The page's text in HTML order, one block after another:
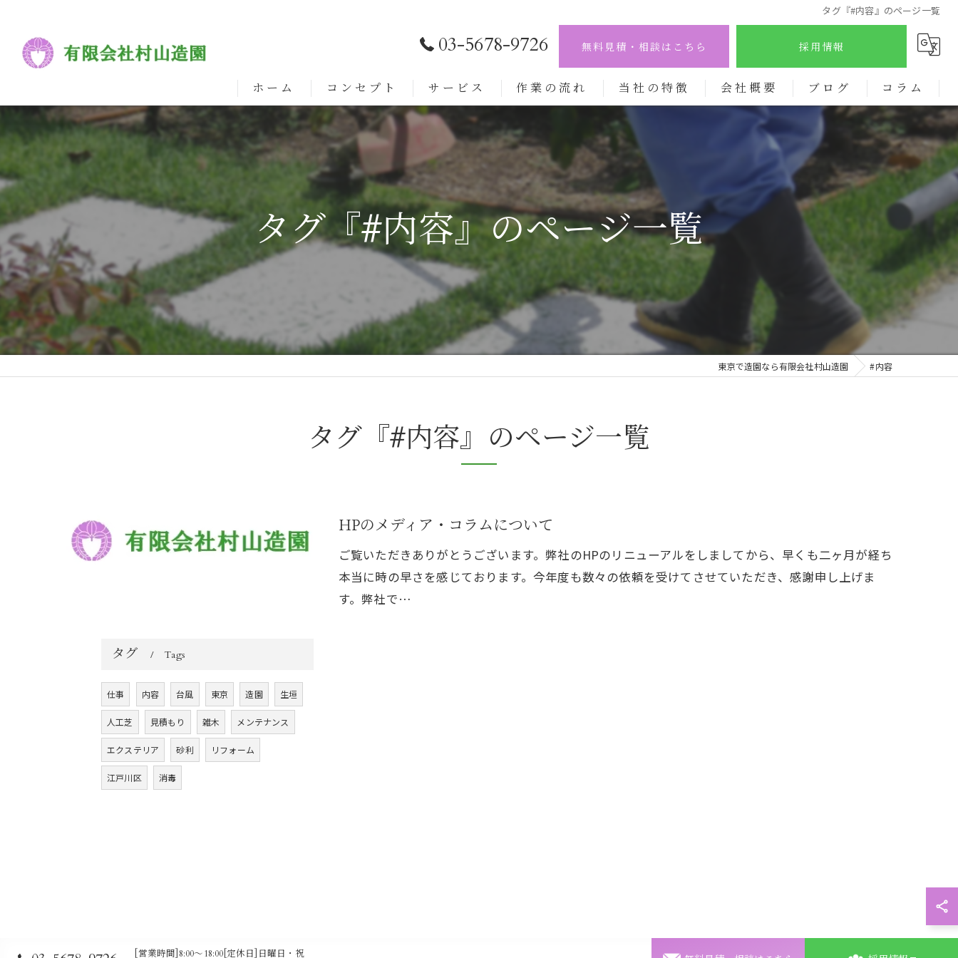
タグ『#内容』のページ一覧
03-5678-9726 無料見積・相談はこちら 採用情報
ホーム コンセプト サービス 作業の流れ 当社の特徴
剪定
伐採
草刈り
植木
外構
会社概要 ブログ コラム
タグ『#内容』のページ一覧
東京で造園なら有限会社村山造園 #内容
タグ『#内容』のページ一覧
HPのメディア・コラムについて
ご覧いただきありがとうございます。弊社のHPのリニューアルをしましてから、早くも二ヶ月が経ち
本当に時の早さを感じております。今年度も数々の依頼を受けてさせていただき、感謝申し上げま
す。弊社で…
タグ Tags
仕事 内容 台風 東京 造園 生垣
人工芝 見積もり 雑木 メンテナンス
エクステリア 砂利 リフォーム
江戸川区 消毒
[営業時間]8:00～18:00[定休日]日曜日・祝